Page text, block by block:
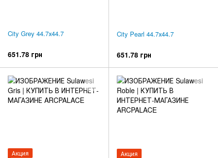
City Grey 44.7х44.7
651.78 грн
City Pearl 44.7х44.7
651.78 грн
Акция
Акция